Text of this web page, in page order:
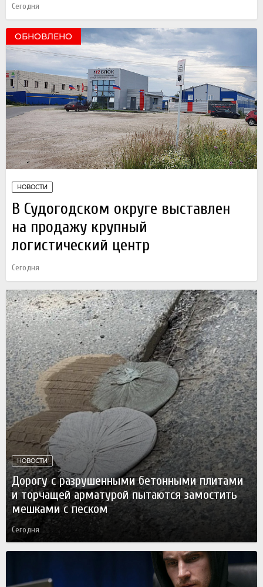
Сегодня
ОБНОВЛЕНО
НОВОСТИ
В Судогодском округе выставлен
на продажу крупный
логистический центр
Сегодня
НОВОСТИ
Дорогу с разрушенными бетонными плитами
и торчащей арматурой пытаются замостить
мешками с песком
Сегодня